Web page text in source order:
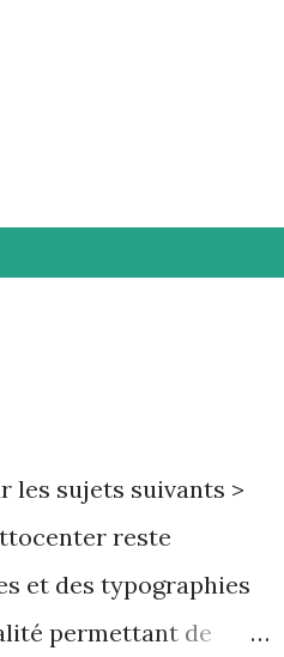
les sujets suivants >
reste
et des typographies
permettant de